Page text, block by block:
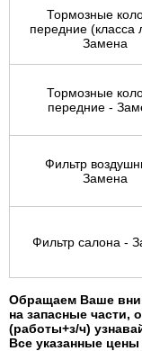
Тормозные
передние (класса
Замена
Тормозные
передние -
Фильтр
Замена
Фильтр салона -
Обращаем Ваше
на запасные части,
(работы+з/ч)
Все указанные